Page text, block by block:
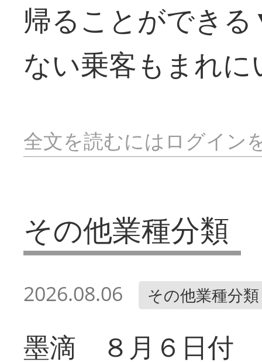
帰ることができ
ない乗客もまれに
全文を読むにはログイン
その他業種分類
2026.08.06 その他業種分類
墨滴 ８月６日付